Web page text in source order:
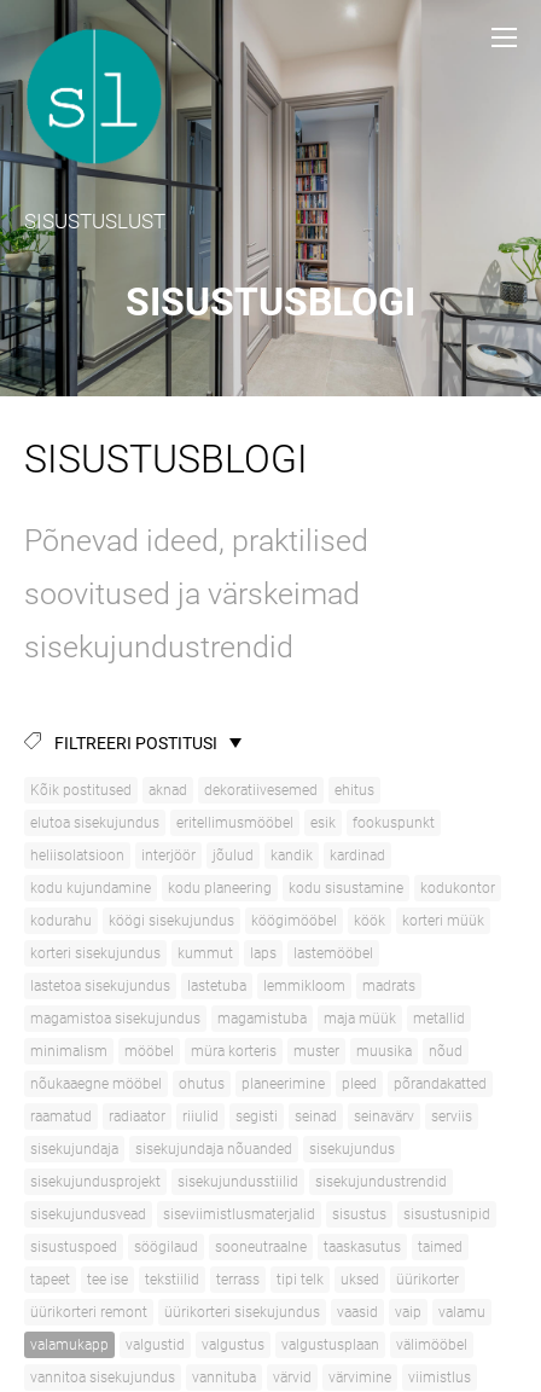
SISUSTUSLUST
SISUSTUSBLOGI
SISUSTUSBLOGI
Põnevad ideed, praktilised
soovitused ja värskeimad
sisekujundustrendid
FILTREERI POSTITUSI
Kõik postitused aknad dekoratiivesemed
ehitus
elutoa sisekujundus
eritellimusmööbel esik
fookuspunkt
heliisolatsioon
interjöör jõulud kandik
kardinad
kodu kujundamine
kodu planeering kodu sisustamine
kodukontor
kodurahu
köögi sisekujundus köögimööbel köök
korteri müük
korteri sisekujundus
kummut laps
lastemööbel
lastetoa sisekujundus
lastetuba lemmikloom
madrats
magamistoa sisekujundus
magamistuba maja müük
metallid
minimalism
mööbel müra korteris muster muusika
nõud
nõukaaegne mööbel
ohutus planeerimine pleed
põrandakatted
raamatud
radiaator riiulid segisti seinad seinavärv
serviis
sisekujundaja
sisekujundaja nõuanded
sisekujundus
sisekujundusprojekt
sisekujundusstiilid
sisekujundustrendid
sisekujundusvead
siseviimistlusmaterjalid sisustus
sisustusnipid
sisustuspoed
söögilaud sooneutraalne taaskasutus
taimed
tapeet
tee ise tekstiilid terrass tipi telk uksed
üürikorter
üürikorteri remont
üürikorteri sisekujundus vaasid vaip
valamu
valamukapp
valgustid valgustus valgustusplaan
välimööbel
vannitoa sisekujundus
vannituba värvid värvimine
viimistlus